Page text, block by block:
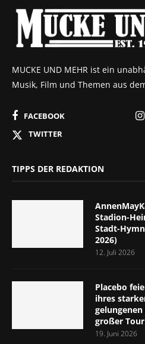
MUCKE UND MEHR ist ein
Musik, Film und Themen aus
FACEBOOK
TWITTER
TIPPS DER REDAKTION
Stadion-
Stadt-
2026)
12. Juli 2026
Placebo
ihres
großer Tour
19. Juni 2026